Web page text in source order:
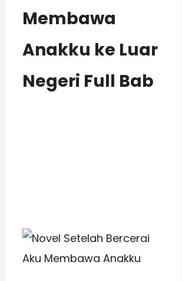
Membawa
Anakku ke Luar
Negeri Full Bab